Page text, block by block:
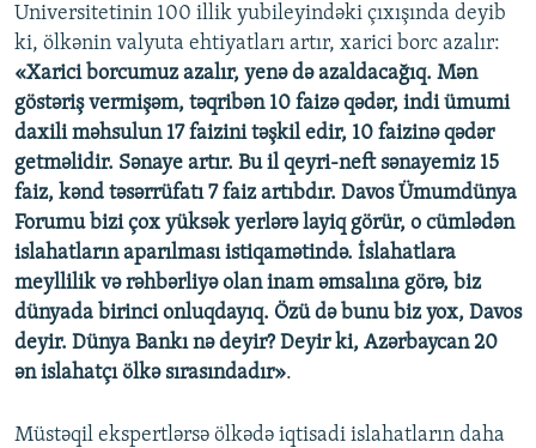
Universitetinin 100 illik yubileyindəki çıxışında deyib
ki, ölkənin valyuta ehtiyatları artır, xarici borc azalır:
«Xarici borcumuz azalır, yenə də azaldacağıq. Mən
göstəriş vermişəm, təqribən 10 faizə qədər, indi ümumi
daxili məhsulun 17 faizini təşkil edir, 10 faizinə qədər
getməlidir. Sənaye artır. Bu il qeyri-neft sənayemiz 15
faiz, kənd təsərrüfatı 7 faiz artıbdır. Davos Ümumdünya
Forumu bizi çox yüksək yerlərə layiq görür, o cümlədən
islahatların aparılması istiqamətində. İslahatlara
meyllilik və rəhbərliyə olan inam əmsalına görə, biz
dünyada birinci onluqdayıq. Özü də bunu biz yox, Davos
deyir. Dünya Bankı nə deyir? Deyir ki, Azərbaycan 20
ən islahatçı ölkə sırasındadır».
Müstəqil ekspertlərsə ölkədə iqtisadi islahatların daha